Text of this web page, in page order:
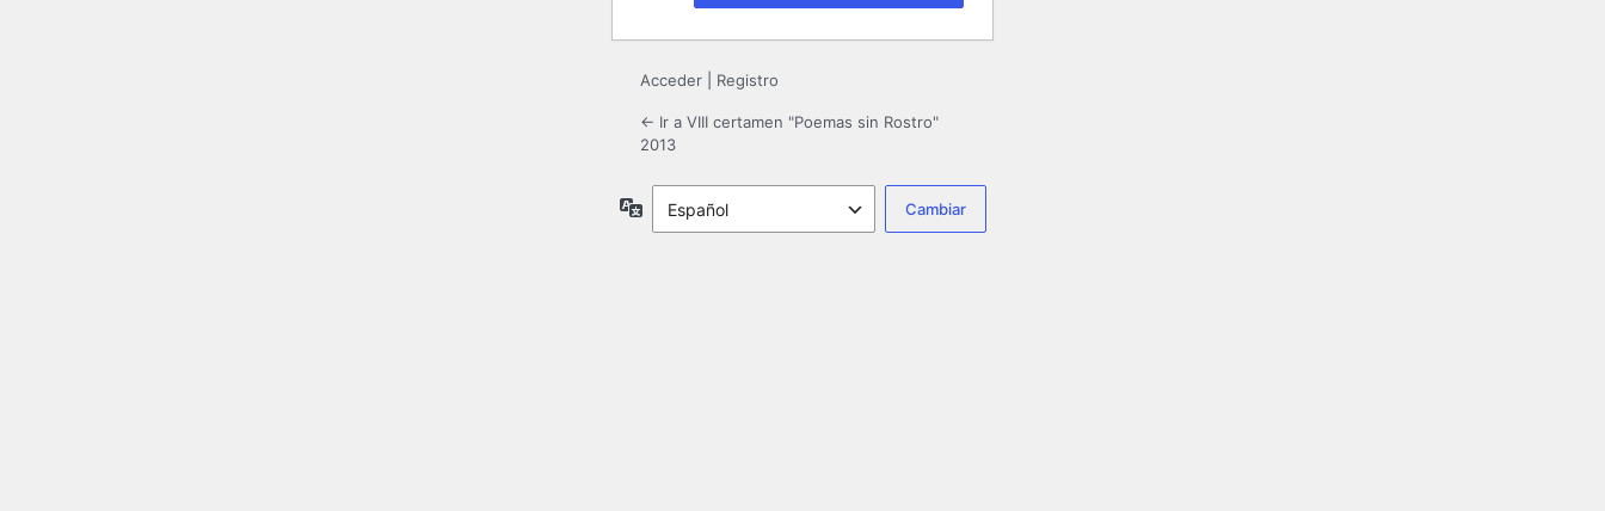
Acceder Registro
← Ir a VIII certamen "Poemas sin Rostro"
2013
Idioma